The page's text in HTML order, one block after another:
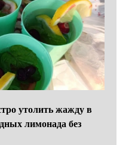
утолить жажду в
лимонада без